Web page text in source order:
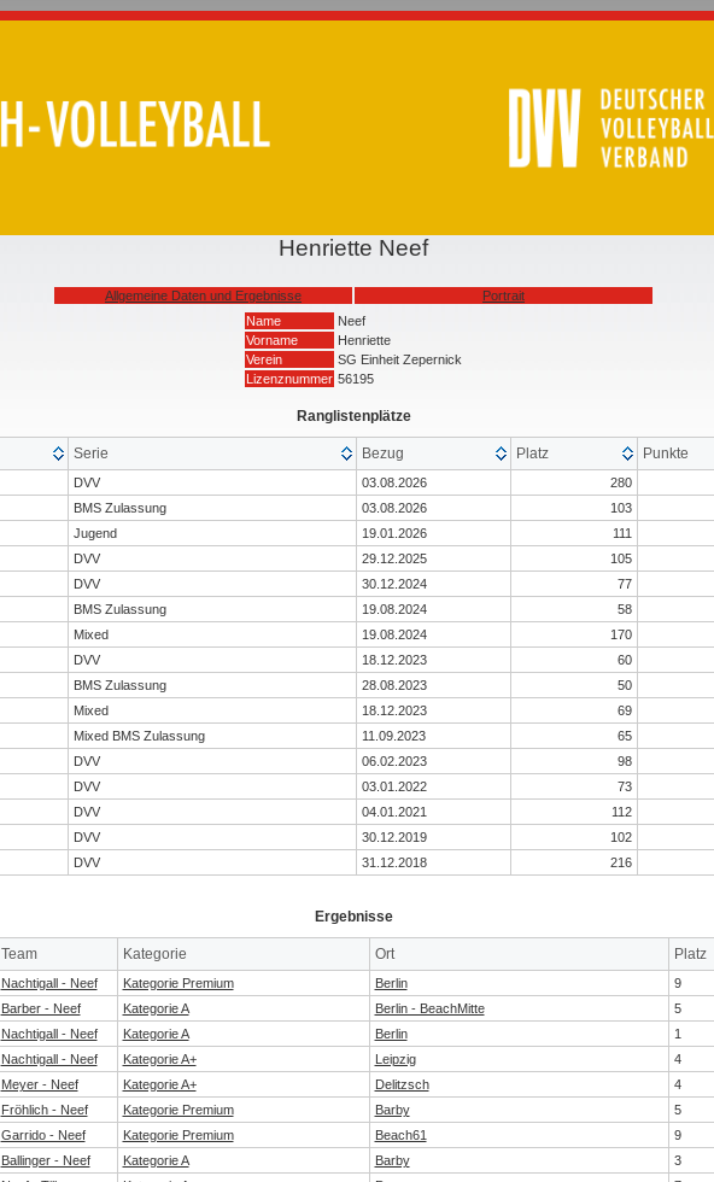
Henriette Neef
Allgemeine Daten und Ergebnisse
Portrait
Name
Neef
Vorname
Henriette
Verein
SG Einheit Zepernick
Lizenznummer 56195
Ranglistenplätze
Serie Bezug Platz Punkte
DVV 03.08.2026 280
BMS Zulassung 03.08.2026 103
Jugend 19.01.2026 111
DVV 29.12.2025 105
DVV 30.12.2024 77
BMS Zulassung 19.08.2024 58
Mixed 19.08.2024 170
DVV 18.12.2023 60
BMS Zulassung 28.08.2023 50
Mixed 18.12.2023 69
Mixed BMS Zulassung 11.09.2023 65
DVV 06.02.2023 98
DVV 03.01.2022 73
DVV 04.01.2021 112
DVV 30.12.2019 102
DVV 31.12.2018 216
Ergebnisse
Team Kategorie Ort Platz
Nachtigall - Neef Kategorie Premium Berlin 9
Barber - Neef Kategorie A Berlin - BeachMitte 5
Nachtigall - Neef Kategorie A Berlin 1
Nachtigall - Neef Kategorie A+ Leipzig 4
Meyer - Neef Kategorie A+ Delitzsch 4
Fröhlich - Neef Kategorie Premium Barby 5
Garrido - Neef Kategorie Premium Beach61 9
Ballinger - Neef Kategorie A Barby 3